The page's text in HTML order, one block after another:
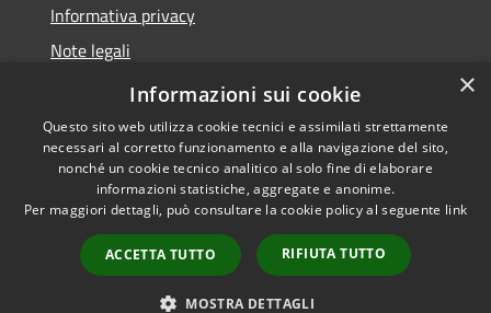
Informativa privacy
Note legali
Dichiarazione di accessibilità
Accessibilità
Copyright © 2026 • Comune di
Santo Stefano del Sole •
Powered byMunicipium
Accesso redazione
×
Informazioni sui cookie
Questo sito web utilizza cookie tecnici e assimilati strettamente
necessari al corretto funzionamento e alla navigazione del sito,
nonché un cookie tecnico analitico al solo fine di elaborare
informazioni statistiche, aggregate e anonime.
Per maggiori dettagli, può consultare la cookie policy al seguente link
ACCETTA TUTTO RIFIUTA TUTTO
MOSTRA DETTAGLI